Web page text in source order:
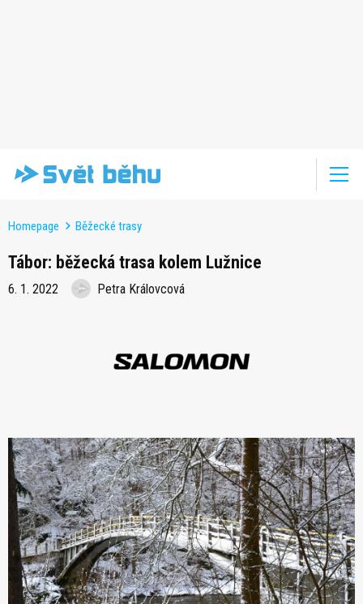
Homepage Běžecké trasy
Tábor: běžecká trasa kolem Lužnice
6. 1. 2022 Petra Královcová